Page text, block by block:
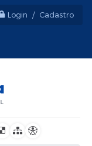
Login / Cadastro